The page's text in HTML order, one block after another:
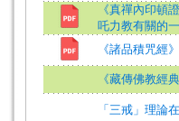
《真禪內印頓
吒力教有關的
《諸品積咒經
《藏傳佛教經
「三戒」理論